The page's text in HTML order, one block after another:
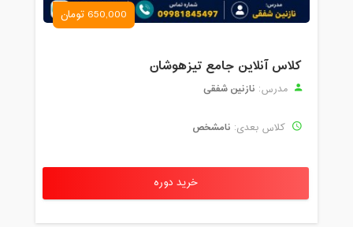
650,000 تومان
کلاس آنلاین جامع تیزهوشان
مدرس: نازنین شفقی
کلاس بعدی: نامشخص
خرید دوره